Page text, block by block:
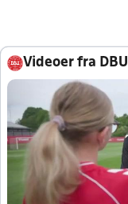
Videoer fra DBU